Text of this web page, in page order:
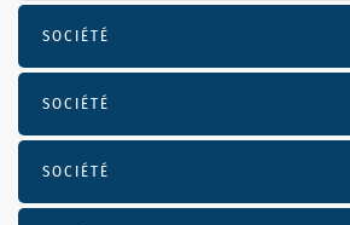
SOCIÉTÉ
SOCIÉTÉ
SOCIÉTÉ